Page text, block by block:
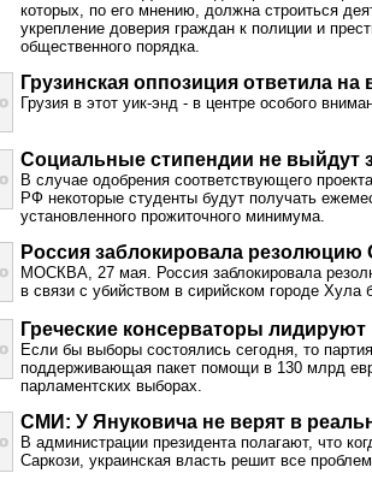
которых, по его мнению, должна строиться
укрепление доверия граждан к полиции и
общественного порядка.
Грузинская оппозиция ответила
Грузия в этот уик-энд - в центре особого
Социальные стипендии не выйдут
В случае одобрения соответствующего
РФ некоторые студенты будут получать
установленного прожиточного минимума.
Россия заблокировала
МОСКВА, 27 мая. Россия заблокировала
в связи с убийством в сирийском городе
Греческие консерваторы
Если бы выборы состоялись сегодня, то
поддерживающая пакет помощи в 130 млрд
парламентских выборах.
СМИ: У Януковича не верят в
В администрации президента полагают, что
Саркози, украинская власть решит все